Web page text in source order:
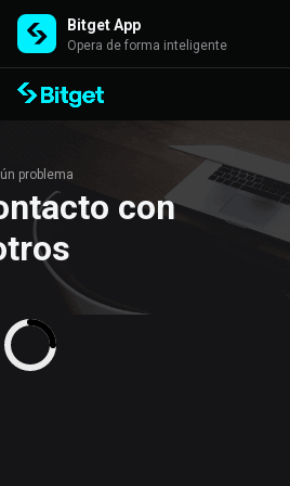
Bitget App
Opera de forma inteligente
problema
con